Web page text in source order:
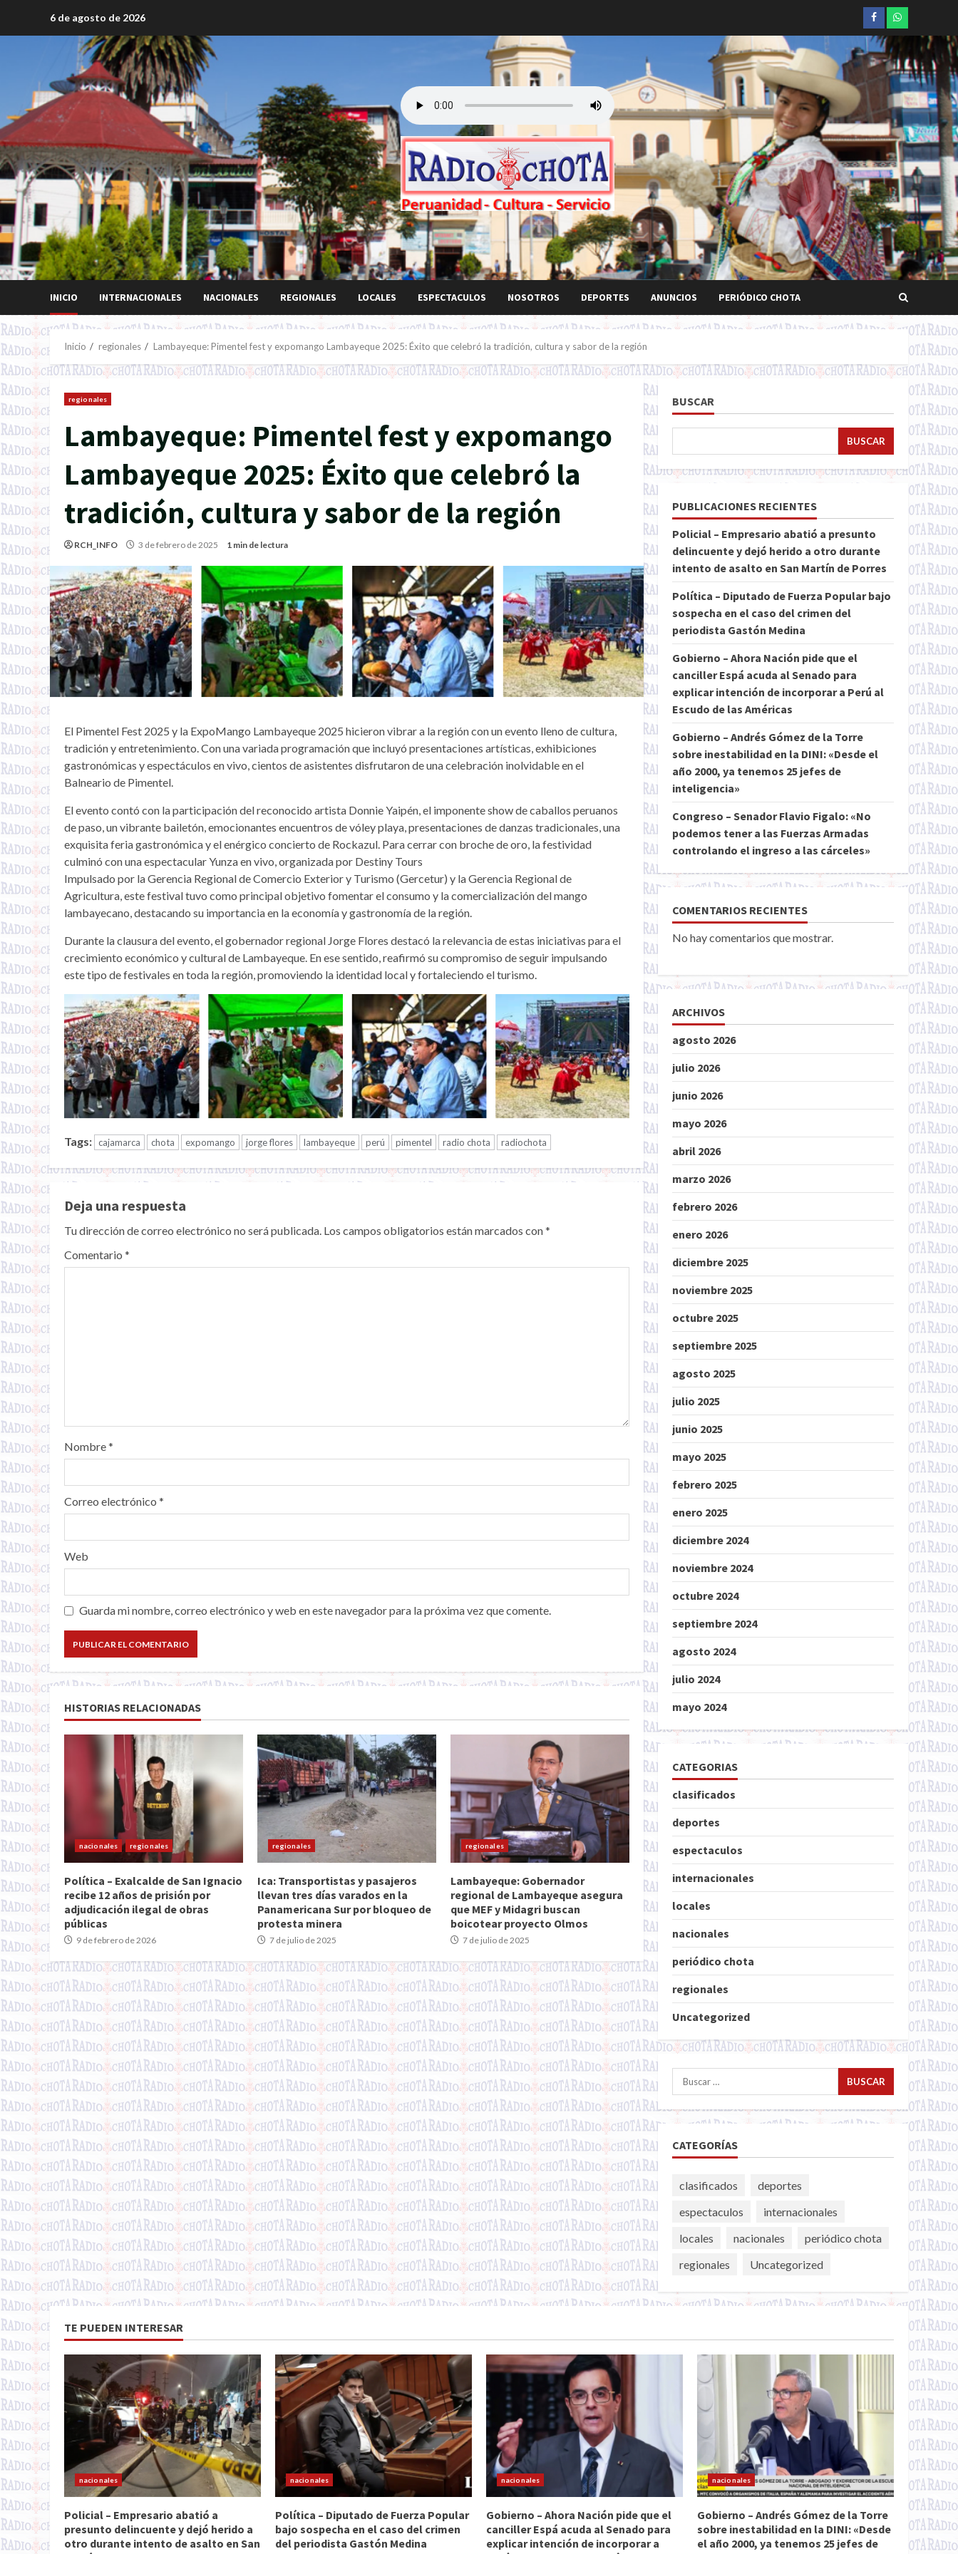
6 de agosto de 2026 Facebookwhatsapp
INICIO INTERNACIONALES NACIONALES REGIONALES LOCALES ESPECTACULOS NOSOTROS DEPORTES ANUNCIOS PERIÓDICO CHOTA
Inicio regionales Lambayeque: Pimentel fest y expomango Lambayeque 2025: Éxito que celebró la tradición, cultura y sabor de la región
regionales
Lambayeque: Pimentel fest y expomango
Lambayeque 2025: Éxito que celebró la
tradición, cultura y sabor de la región
RCH_INFO 3 de febrero de 2025 1 min de lectura
El Pimentel Fest 2025 y la ExpoMango Lambayeque 2025 hicieron vibrar a la región con un evento lleno de cultura,
tradición y entretenimiento. Con una variada programación que incluyó presentaciones artísticas, exhibiciones
gastronómicas y espectáculos en vivo, cientos de asistentes disfrutaron de una celebración inolvidable en el
Balneario de Pimentel.
El evento contó con la participación del reconocido artista Donnie Yaipén, el imponente show de caballos peruanos
de paso, un vibrante bailetón, emocionantes encuentros de vóley playa, presentaciones de danzas tradicionales, una
exquisita feria gastronómica y el enérgico concierto de Rockazul. Para cerrar con broche de oro, la festividad
culminó con una espectacular Yunza en vivo, organizada por Destiny Tours
Impulsado por la Gerencia Regional de Comercio Exterior y Turismo (Gercetur) y la Gerencia Regional de
Agricultura, este festival tuvo como principal objetivo fomentar el consumo y la comercialización del mango
lambayecano, destacando su importancia en la economía y gastronomía de la región.
Durante la clausura del evento, el gobernador regional Jorge Flores destacó la relevancia de estas iniciativas para el
crecimiento económico y cultural de Lambayeque. En ese sentido, reafirmó su compromiso de seguir impulsando
este tipo de festivales en toda la región, promoviendo la identidad local y fortaleciendo el turismo.
Tags: cajamarca chota expomango jorge flores lambayeque perú pimentel radio chota radiochota
Deja una respuesta
Tu dirección de correo electrónico no será publicada. Los campos obligatorios están marcados con*
Comentario *
Nombre*
Correo electrónico *
Web
Guarda mi nombre, correo electrónico y web en este navegador para la próxima vez que comente.
HISTORIAS RELACIONADAS
nacionales regionales
Política – Exalcalde de San Ignacio
recibe 12 años de prisión por
adjudicación ilegal de obras
públicas
9 de febrero de 2026
regionales
Ica: Transportistas y pasajeros
llevan tres días varados en la
Panamericana Sur por bloqueo de
protesta minera
7 de julio de 2025
regionales
Lambayeque: Gobernador
regional de Lambayeque asegura
que MEF y Midagri buscan
boicotear proyecto Olmos
7 de julio de 2025
BUSCAR
BUSCAR
PUBLICACIONES RECIENTES
Policial – Empresario abatió a presunto
delincuente y dejó herido a otro durante
intento de asalto en San Martín de Porres
Política – Diputado de Fuerza Popular bajo
sospecha en el caso del crimen del
periodista Gastón Medina
Gobierno – Ahora Nación pide que el
canciller Espá acuda al Senado para
explicar intención de incorporar a Perú al
Escudo de las Américas
Gobierno – Andrés Gómez de la Torre
sobre inestabilidad en la DINI: «Desde el
año 2000, ya tenemos 25 jefes de
inteligencia»
Congreso – Senador Flavio Figalo: «No
podemos tener a las Fuerzas Armadas
controlando el ingreso a las cárceles»
COMENTARIOS RECIENTES
No hay comentarios que mostrar.
ARCHIVOS
agosto 2026
julio 2026
junio 2026
mayo 2026
abril 2026
marzo 2026
febrero 2026
enero 2026
diciembre 2025
noviembre 2025
octubre 2025
septiembre 2025
agosto 2025
julio 2025
junio 2025
mayo 2025
febrero 2025
enero 2025
diciembre 2024
noviembre 2024
octubre 2024
septiembre 2024
agosto 2024
julio 2024
mayo 2024
CATEGORIAS
clasificados
deportes
espectaculos
internacionales
locales
nacionales
periódico chota
regionales
Uncategorized
Buscar:
CATEGORÍAS
clasificados
deportes
espectaculos
internacionales
locales
nacionales
periódico chota
regionales
Uncategorized
TE PUEDEN INTERESAR
nacionales
Policial – Empresario abatió a
presunto delincuente y dejó herido a
otro durante intento de asalto en San
nacionales
Política – Diputado de Fuerza Popular
bajo sospecha en el caso del crimen
del periodista Gastón Medina
nacionales
Gobierno – Ahora Nación pide que el
canciller Espá acuda al Senado para
explicar intención de incorporar a
nacionales
Gobierno – Andrés Gómez de la Torre
sobre inestabilidad en la DINI: «Desde
el año 2000, ya tenemos 25 jefes de